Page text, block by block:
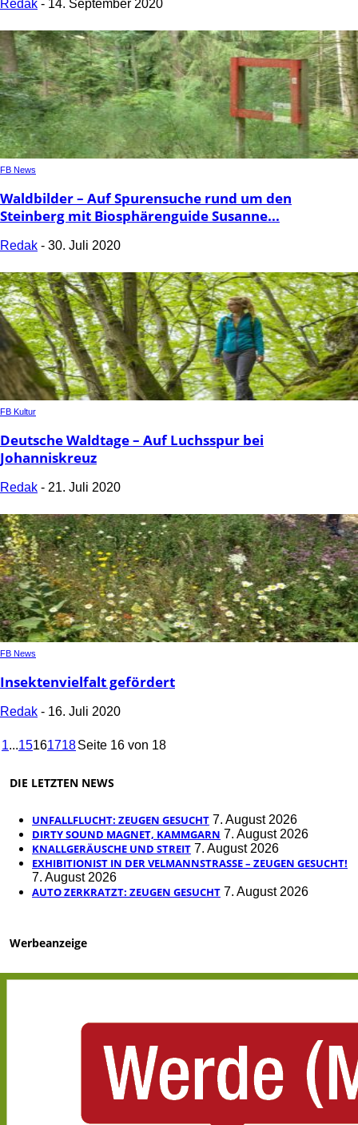
Redak - 14. September 2020
FB News
Waldbilder – Auf Spurensuche rund um den
Steinberg mit Biosphärenguide Susanne...
Redak - 30. Juli 2020
FB Kultur
Deutsche Waldtage – Auf Luchsspur bei
Johanniskreuz
Redak - 21. Juli 2020
FB News
Insektenvielfalt gefördert
Redak - 16. Juli 2020
1...15161718Seite 16 von 18
DIE LETZTEN NEWS
UNFALLFLUCHT: ZEUGEN GESUCHT 7. August 2026
DIRTY SOUND MAGNET, KAMMGARN 7. August 2026
KNALLGERÄUSCHE UND STREIT 7. August 2026
EXHIBITIONIST IN DER VELMANNSTRASSE – ZEUGEN GESUCHT!
7. August 2026
AUTO ZERKRATZT: ZEUGEN GESUCHT 7. August 2026
Werbeanzeige